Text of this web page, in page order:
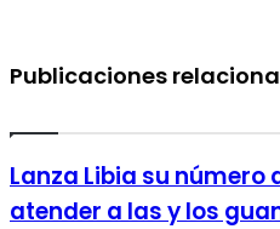
Publicaciones
Lanza Libia su número
atender a las y los